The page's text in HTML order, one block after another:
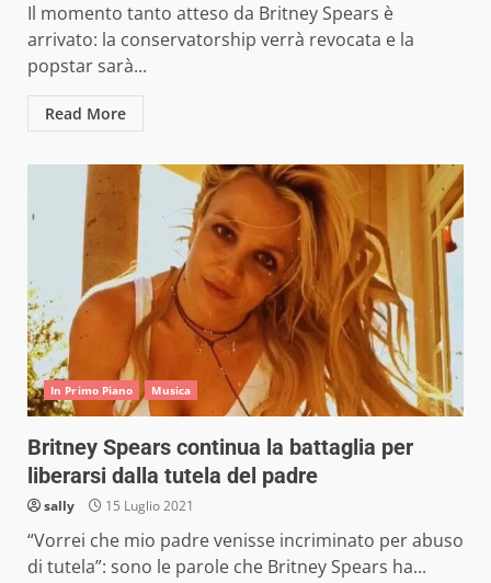
Il momento tanto atteso da Britney Spears è
arrivato: la conservatorship verrà revocata e la
popstar sarà...
Read More
In Primo Piano Musica
Britney Spears continua la battaglia per
liberarsi dalla tutela del padre
sally 15 Luglio 2021
“Vorrei che mio padre venisse incriminato per abuso
di tutela”: sono le parole che Britney Spears ha...